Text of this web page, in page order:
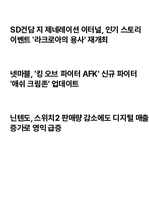
SD건담 지 제네레이션 이터널, 인기 스토리
이벤트 '라크로아의 용사' 재개최
넷마블, '킹 오브 파이터 AFK' 신규 파이터
'애쉬 크림존' 업데이트
닌텐도, 스위치2 판매량 감소에도 디지털 매출
증가로 영익 급증